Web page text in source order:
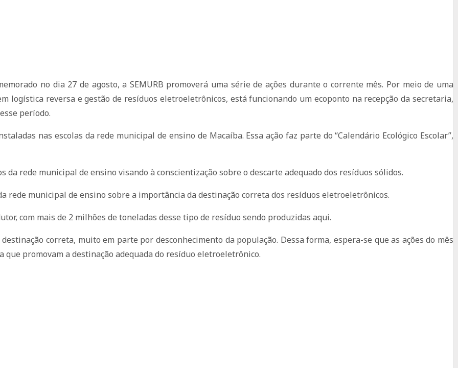
no dia 27 de agosto, a SEMURB promoverá uma série de ações durante o corrente mês. Por meio de uma
logística reversa e gestão de resíduos eletroeletrônicos, está funcionando um ecoponto na recepção da secretaria,
período.
nas escolas da rede municipal de ensino de Macaíba. Essa ação faz parte do “Calendário Ecológico Escolar”,
rede municipal de ensino visando à conscientização sobre o descarte adequado dos resíduos sólidos.
rede municipal de ensino sobre a importância da destinação correta dos resíduos eletroeletrônicos.
com mais de 2 milhões de toneladas desse tipo de resíduo sendo produzidas aqui.
correta, muito em parte por desconhecimento da população. Dessa forma, espera-se que as ações do mês
promovam a destinação adequada do resíduo eletroeletrônico.